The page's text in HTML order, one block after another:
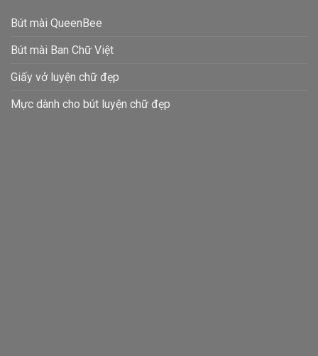
Bút mài QueenBee
Bút mài Ban Chữ Việt
Giấy vở luyện chữ đẹp
Mực dành cho bút luyện chữ đẹp